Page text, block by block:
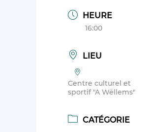
HEURE
16:00
LIEU
Centre culturel et
sportif "A Wëllems"
CATÉGORIE